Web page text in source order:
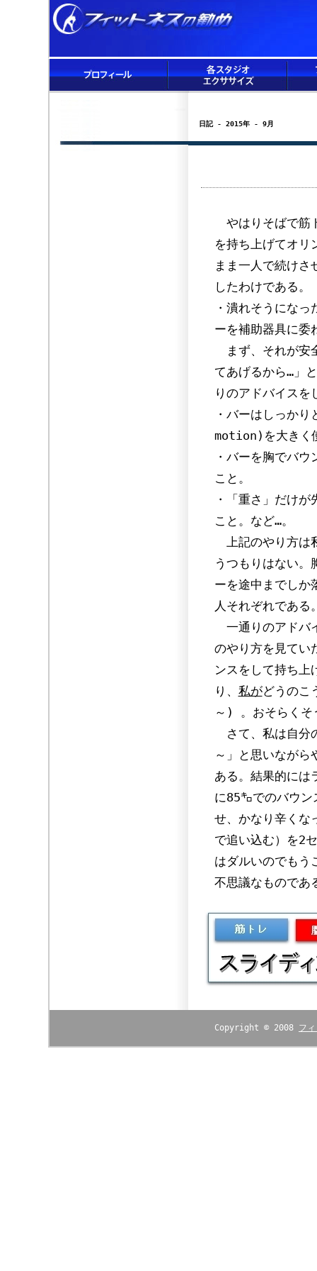
日記 - 2015年 - 9月
やはりそばで筋
を持ち上げてオリ
まま一人で続けさ
したわけである。
・潰れそうにな
ーを補助器具に委
まず、それが安
てあげるから…」
りのアドバイスを
・バーはしっか
motion)を大きく
・バーを胸でバ
こと。
・「重さ」だけ
こと。など…。
上記のやり方は
うつもりはない。
ーを途中までしか
人それぞれである
一通りのアドバ
のやり方を見てい
ンスをして持ち上
り、 私がどうのこ
～) 。おそらくそ
さて、私は自分
～」と思いながら
ある。結果的には
に85㌔でのバウ
せ、かなり辛くな
で追い込む）を2
はダルいのでもう
不思議なものであ
Copyright © 2008 フ